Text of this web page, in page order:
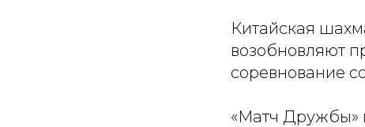
Китайская
возобновляют
соревнование
«Матч Дружбы»